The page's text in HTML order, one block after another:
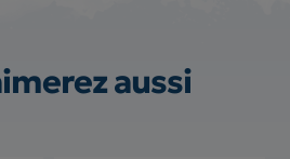
aussi